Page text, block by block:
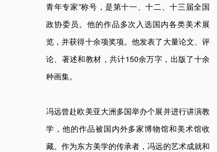
青年专家”称号，是第十一、十二、十三届全国
政协委员。他的作品多次入选国内各类美术展
览，并获得十余项奖项。他发表了大量论文、评
论、著述和教材，共计150余万字，出版了十余
种画集。
冯远曾赴欧美亚大洲多国举办个展并进行讲演教
学，他的作品被国内外多家博物馆和美术馆收
藏。作为东方美学的传承者，冯远的艺术成就和